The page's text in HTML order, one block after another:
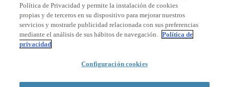
Acreditaciones
© 2026 La Salle Campus Barcelona - URL |
Política de Privacidad y permite la instalación de cookies
propias y de terceros en su dispositivo para mejorar nuestros
servicios y mostrarle publicidad relacionada con sus preferencias
mediante el análisis de sus hábitos de navegación. Política de
privacidad
Configuración cookies